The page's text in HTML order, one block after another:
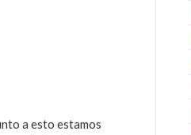
a esto estamos